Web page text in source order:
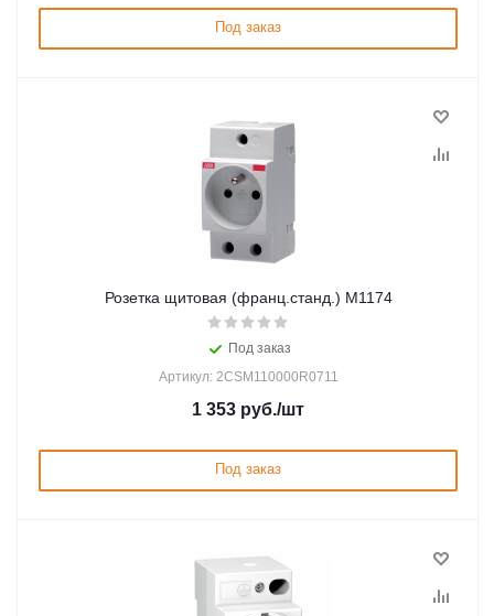
Под заказ
Розетка щитовая (франц.станд.) M1174
Под заказ
Артикул: 2CSM110000R0711
1 353 руб./шт
Под заказ